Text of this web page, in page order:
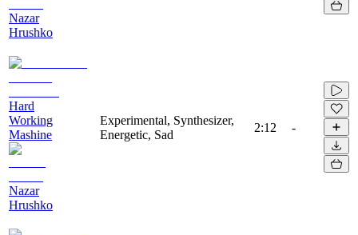
Nazar
Hrushko
Hard
Working
Mashine
Nazar
Hrushko
Experimental, Synthesizer,
Energetic, Sad
2:12 -